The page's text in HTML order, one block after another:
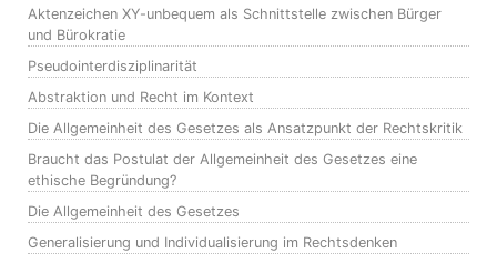
Aktenzeichen XY-unbequem als Schnittstelle zwischen Bürger
und Bürokratie
Pseudointerdisziplinarität
Abstraktion und Recht im Kontext
Die Allgemeinheit des Gesetzes als Ansatzpunkt der Rechtskritik
Braucht das Postulat der Allgemeinheit des Gesetzes eine
ethische Begründung?
Die Allgemeinheit des Gesetzes
Generalisierung und Individualisierung im Rechtsdenken